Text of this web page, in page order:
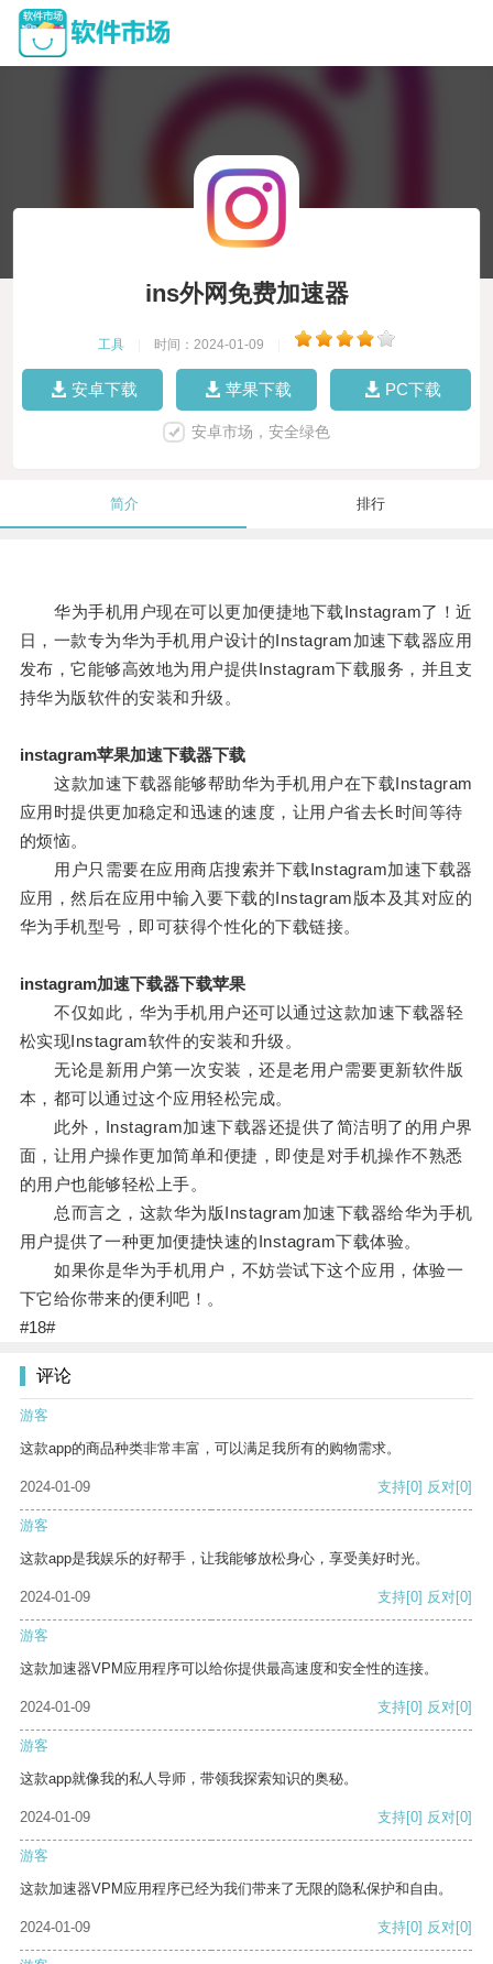
ins外网免费加速器
工具 时间：2024-01-09
安卓下载 苹果下载 PC下载
安卓市场，安全绿色
简介 排行
华为手机用户现在可以更加便捷地下载Instagram了！近
日，一款专为华为手机用户设计的Instagram加速下载器应用
发布，它能够高效地为用户提供Instagram下载服务，并且支
持华为版软件的安装和升级。
instagram苹果加速下载器下载
这款加速下载器能够帮助华为手机用户在下载Instagram
应用时提供更加稳定和迅速的速度，让用户省去长时间等待
的烦恼。
用户只需要在应用商店搜索并下载Instagram加速下载器
应用，然后在应用中输入要下载的Instagram版本及其对应的
华为手机型号，即可获得个性化的下载链接。
instagram加速下载器下载苹果
不仅如此，华为手机用户还可以通过这款加速下载器轻
松实现Instagram软件的安装和升级。
无论是新用户第一次安装，还是老用户需要更新软件版
本，都可以通过这个应用轻松完成。
此外，Instagram加速下载器还提供了简洁明了的用户界
面，让用户操作更加简单和便捷，即使是对手机操作不熟悉
的用户也能够轻松上手。
总而言之，这款华为版Instagram加速下载器给华为手机
用户提供了一种更加便捷快速的Instagram下载体验。
如果你是华为手机用户，不妨尝试下这个应用，体验一
下它给你带来的便利吧！。
#18#
评论
游客
这款app的商品种类非常丰富，可以满足我所有的购物需求。
2024-01-09 支持[0] 反对[0]
游客
这款app是我娱乐的好帮手，让我能够放松身心，享受美好时光。
2024-01-09 支持[0] 反对[0]
游客
这款加速器VPM应用程序可以给你提供最高速度和安全性的连接。
2024-01-09 支持[0] 反对[0]
游客
这款app就像我的私人导师，带领我探索知识的奥秘。
2024-01-09 支持[0] 反对[0]
游客
这款加速器VPM应用程序已经为我们带来了无限的隐私保护和自由。
2024-01-09 支持[0] 反对[0]